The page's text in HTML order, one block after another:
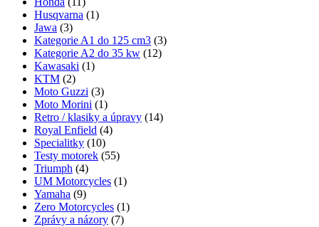
Husqvarna (1)
Jawa (3)
Kategorie A1 do 125 cm3 (3)
Kategorie A2 do 35 kw (12)
Kawasaki (1)
KTM (2)
Moto Guzzi (3)
Moto Morini (1)
Retro / klasiky a úpravy (14)
Royal Enfield (4)
Specialitky (10)
Testy motorek (55)
Triumph (4)
UM Motorcycles (1)
Yamaha (9)
Zero Motorcycles (1)
Zprávy a názory (7)